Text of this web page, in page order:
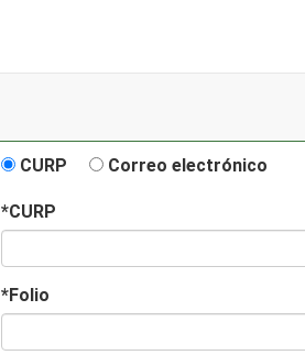
CURP Correo electrónico
*CURP
*Folio